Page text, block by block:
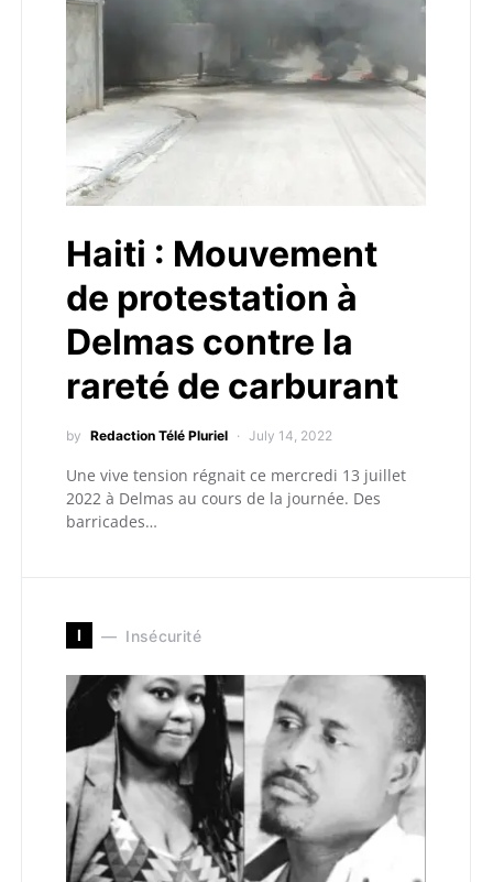
Haiti : Mouvement
de protestation à
Delmas contre la
rareté de carburant
by Redaction Télé Pluriel July 14, 2022
Une vive tension régnait ce mercredi 13 juillet
2022 à Delmas au cours de la journée. Des
barricades…
I Insécurité